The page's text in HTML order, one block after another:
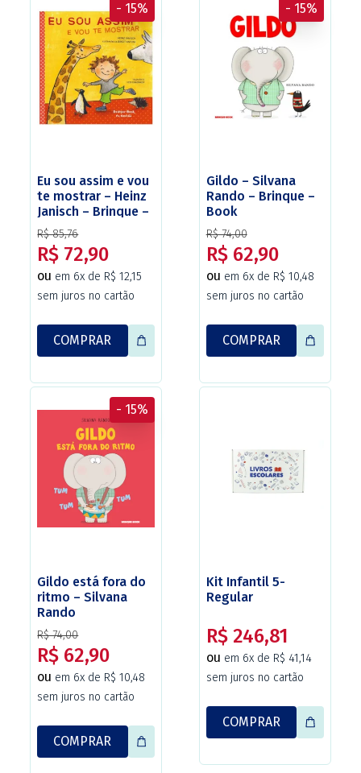
Eu sou assim e vou
te mostrar – Heinz
Janisch – Brinque –
Book
R$ 85,76
R$ 72,90
ou em 6x de R$ 12,15
sem juros no cartão
- 15%
COMPRAR
Gildo – Silvana
Rando – Brinque –
Book
R$ 74,00
R$ 62,90
ou em 6x de R$ 10,48
sem juros no cartão
- 15%
COMPRAR
Gildo está fora do
ritmo – Silvana
Rando
R$ 74,00
R$ 62,90
ou em 6x de R$ 10,48
sem juros no cartão
- 15%
COMPRAR
Kit Infantil 5-
Regular
R$ 246,81
ou em 6x de R$ 41,14
sem juros no cartão
COMPRAR